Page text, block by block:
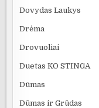
Dovydas Laukys
Drėma
Drovuoliai
Duetas KO STINGA
Dūmas
Dūmas ir Grūdas